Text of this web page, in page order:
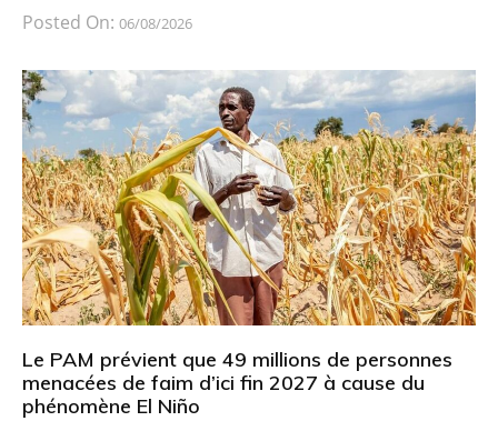
Posted On: 06/08/2026
Le PAM prévient que 49 millions de personnes
menacées de faim d’ici fin 2027 à cause du
phénomène El Niño